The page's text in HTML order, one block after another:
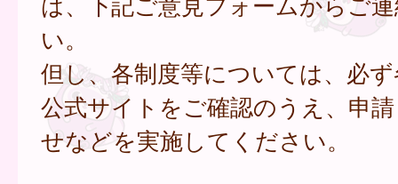
い。
但し、各制度等については、必
公式サイトをご確認のうえ、申
せなどを実施してください。